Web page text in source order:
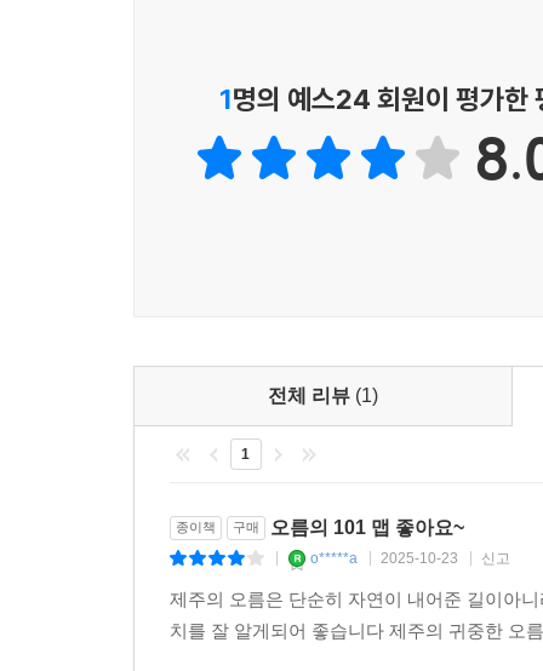
내 찾아내 정리했다.
오름, 언제 어떻게 올라야 가장 좋을까?
같은 오름도 계절에 따라 시간에 따라 날씨에 따
분위기 등 주제에 따라 가장 매력적인 오름을 따
모든 오름이 다 멋지지만 내게 특별히 더 특별한
1명의 예스24 회원이 평가한
전체 리뷰 (1)
1
종이책 구매 오름의 101 맵 좋아요~
o*****a 2025-10-23 신고
제주의 오름은 단순히 자연이 내어준 길이아
치를 잘 알게되어 좋습니다 제주의 귀중한 오